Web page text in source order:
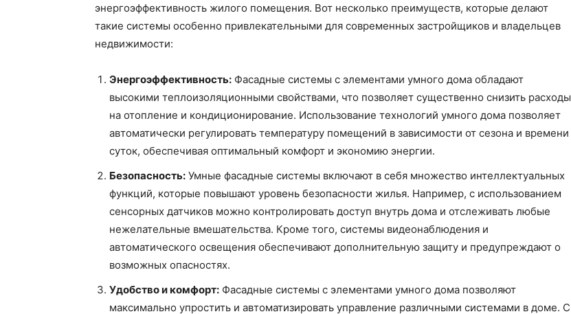
энергоэффективность жилого помещения. Вот несколько преимуществ, которые делают
такие системы особенно привлекательными для современных застройщиков и владельцев
недвижимости:
Энергоэффективность: Фасадные системы с элементами умного дома обладают
высокими теплоизоляционными свойствами, что позволяет существенно снизить расходы
на отопление и кондиционирование. Использование технологий умного дома позволяет
автоматически регулировать температуру помещений в зависимости от сезона и времени
суток, обеспечивая оптимальный комфорт и экономию энергии.
Безопасность: Умные фасадные системы включают в себя множество интеллектуальных
функций, которые повышают уровень безопасности жилья. Например, с использованием
сенсорных датчиков можно контролировать доступ внутрь дома и отслеживать любые
нежелательные вмешательства. Кроме того, системы видеонаблюдения и
автоматического освещения обеспечивают дополнительную защиту и предупреждают о
возможных опасностях.
Удобство и комфорт: Фасадные системы с элементами умного дома позволяют
максимально упростить и автоматизировать управление различными системами в доме. С